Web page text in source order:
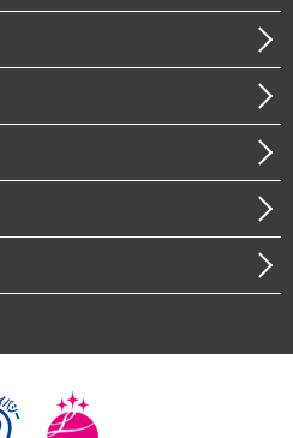
イアンス）・防災（政策）
スマートシティ